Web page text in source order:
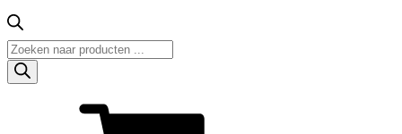
Producten
zoeken